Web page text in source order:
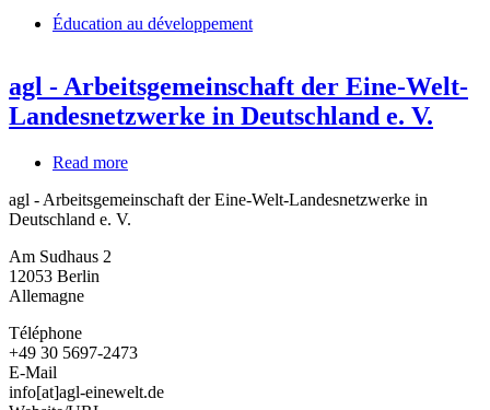
Éducation au développement
agl - Arbeitsgemeinschaft der Eine-Welt-
Landesnetzwerke in Deutschland e. V.
Read more
-
Arbeitsgemeinschaft
e.
agl - Arbeitsgemeinschaft der Eine-Welt-Landesnetzwerke in
Deutschland e. V.
Am Sudhaus 2
12053 Berlin
Allemagne
Téléphone
+49 30 5697-2473
E-Mail
info[at]agl-einewelt.de